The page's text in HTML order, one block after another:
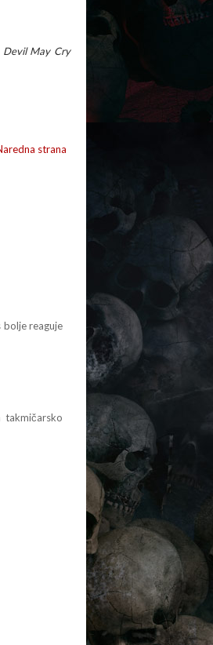
Devil May Cry
strana
bolje reaguje
takmičarsko